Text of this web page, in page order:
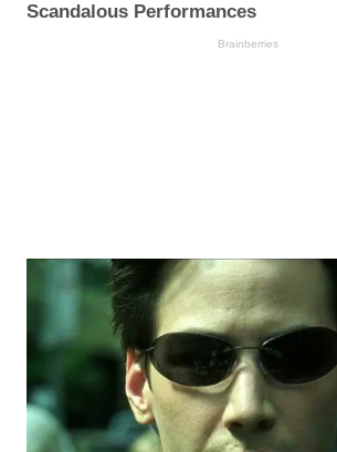
Scandalous Performances
Brainberries